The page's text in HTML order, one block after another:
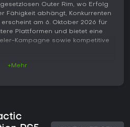
Outer Rim, wo Erfolg
Fähigkeit abhängt, Konkurrenten
am 6. Oktober 2026 für
Plattformen und bietet eine
Kampagne sowie kompetitive
Manöver und Podracer
führen über Planeten wie
+Mehr